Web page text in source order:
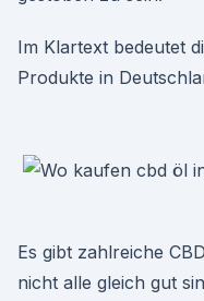
Im Klartext bedeutet
Produkte in
Es gibt zahlreiche
nicht alle gleich gut